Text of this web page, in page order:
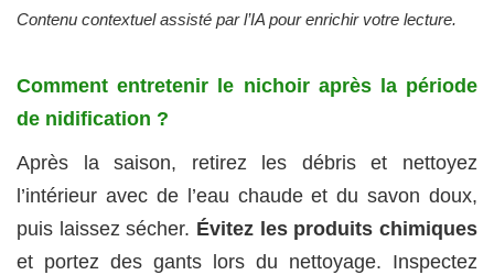
Contenu contextuel assisté par l’IA pour enrichir votre lecture.
Comment entretenir le nichoir après la période
de nidification ?
Après la saison, retirez les débris et nettoyez
l’intérieur avec de l’eau chaude et du savon doux,
puis laissez sécher. Évitez les produits chimiques
et portez des gants lors du nettoyage. Inspectez